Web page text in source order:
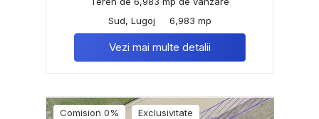
Sud, Lugoj
6,983 mp
Vezi mai multe detalii
Comision 0% Exclusivitate